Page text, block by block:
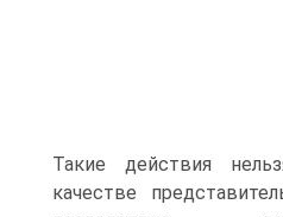
Такие действия
качестве